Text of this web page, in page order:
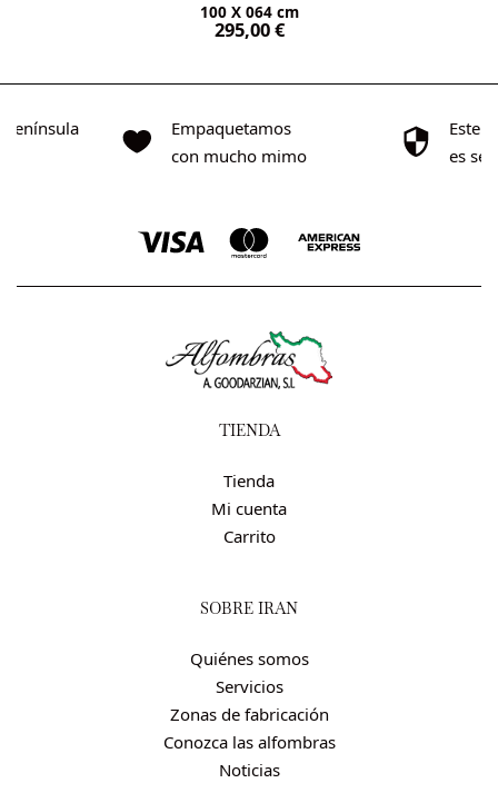
100 X 064 cm
295,00€
Empaquetamos
con mucho mimo
Este
es
TIENDA
Tienda
Mi cuenta
Carrito
SOBRE IRÁN
Quiénes somos
Servicios
Zonas de fabricación
Conozca las alfombras
Noticias